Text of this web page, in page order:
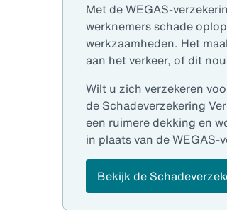
Met de WEGAS-
werknemers schade
werkzaamheden. Het
aan het verkeer, of dit
Wilt u zich verzekeren
de Schadeverzekering
een ruimere dekking en
in plaats van de WEGAS-
Bekijk de